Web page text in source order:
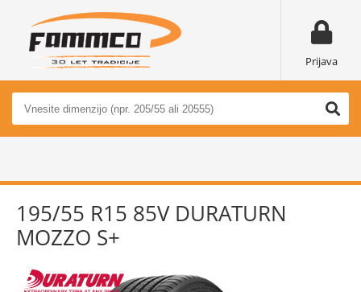
Prijava
195/55 R15 85V DURATURN
MOZZO S+